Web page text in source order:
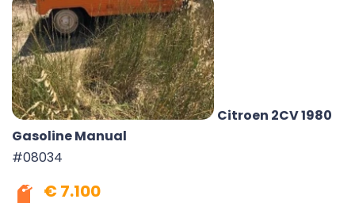
Citroen 2CV 1980
Gasoline Manual
#08034
€ 7.100